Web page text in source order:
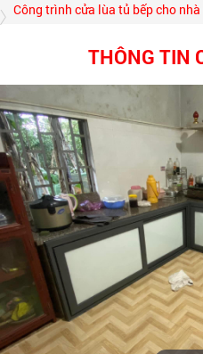
Công trình cửa lùa tủ bếp cho nhà
THÔNG TIN